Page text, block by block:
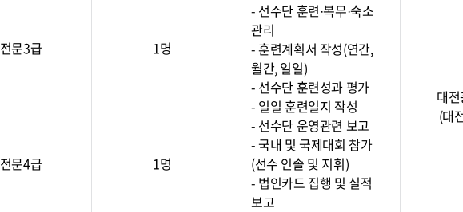
전문3급 1명
- 선수단 훈련·복무·숙소
관리
- 훈련계획서 작성(연간,
월간, 일일)
- 선수단 훈련성과 평가
- 일일 훈련일지 작성
- 선수단 운영관련 보고
- 국내 및 국제대회 참가
(선수 인솔 및 지휘)
- 법인카드 집행 및 실적
보고
대
(대
전문4급 1명